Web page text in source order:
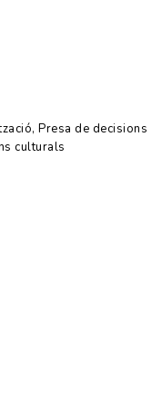
Presa de decisions
culturals